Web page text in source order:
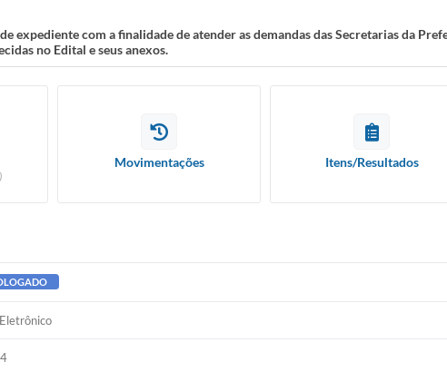
expediente com a finalidade de atender as demandas das Secretarias da
no Edital e seus anexos.
Movimentações Itens/Resultados